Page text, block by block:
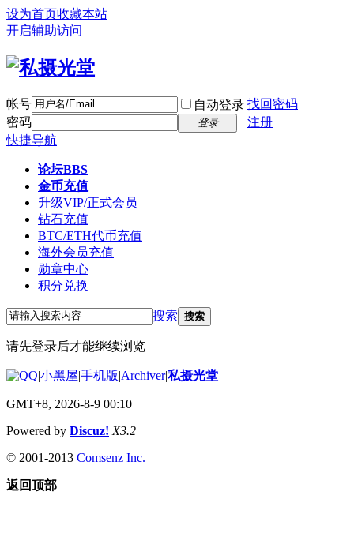
设为首页收藏本站
开启辅助访问
帐号 自动登录 找回密码
密码
登录
注册
快捷导航
论坛BBS
金币充值
升级VIP/正式会员
钻石充值
BTC/ETH代币充值
海外会员充值
勋章中心
积分兑换
搜索 搜索
请先登录后才能继续浏览
|小黑屋|手机版|Archiver|私摄光堂
GMT+8, 2026-8-9 00:10
Powered by Discuz! X3.2
© 2001-2013 Comsenz Inc.
返回顶部